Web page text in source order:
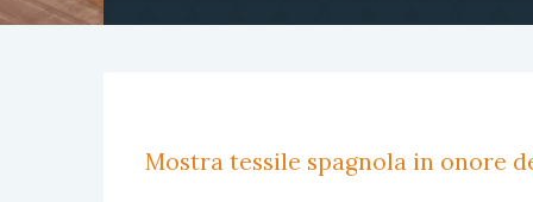
Mostra tessile spagnola in onore